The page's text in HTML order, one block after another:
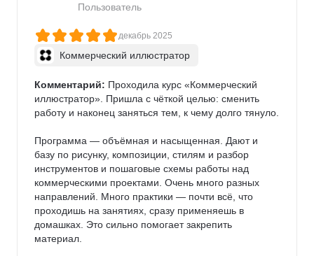
Пользователь
декабрь 2025
Коммерческий иллюстратор
Комментарий: Проходила курс «Коммерческий
иллюстратор». Пришла с чёткой целью: сменить
работу и наконец заняться тем, к чему долго тянуло.
Программа — объёмная и насыщенная. Дают и
базу по рисунку, композиции, стилям и разбор
инструментов и пошаговые схемы работы над
коммерческими проектами. Очень много разных
направлений. Много практики — почти всё, что
проходишь на занятиях, сразу применяешь в
домашках. Это сильно помогает закрепить
материал.